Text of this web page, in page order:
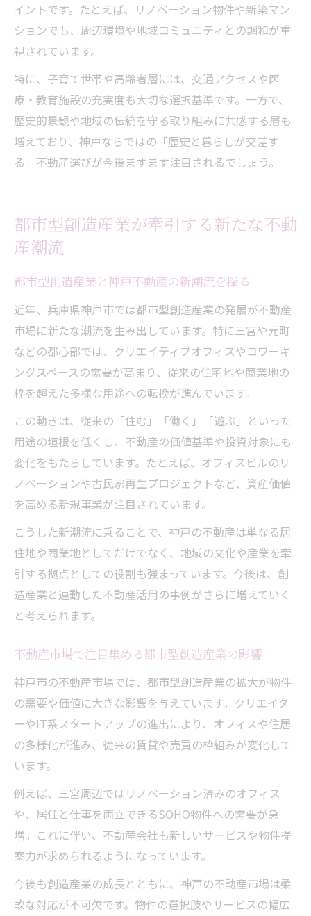
イントです。たとえば、リノベーション物件や新築マン
ションでも、周辺環境や地域コミュニティとの調和が重
視されています。
特に、子育て世帯や高齢者層には、交通アクセスや医
療・教育施設の充実度も大切な選択基準です。一方で、
歴史的景観や地域の伝統を守る取り組みに共感する層も
増えており、神戸ならではの「歴史と暮らしが交差す
る」不動産選びが今後ますます注目されるでしょう。
都市型創造産業が牽引する新たな不動
産潮流
都市型創造産業と神戸不動産の新潮流を探る
近年、兵庫県神戸市では都市型創造産業の発展が不動産
市場に新たな潮流を生み出しています。特に三宮や元町
などの都心部では、クリエイティブオフィスやコワーキ
ングスペースの需要が高まり、従来の住宅地や商業地の
枠を超えた多様な用途への転換が進んでいます。
この動きは、従来の「住む」「働く」「遊ぶ」といった
用途の垣根を低くし、不動産の価値基準や投資対象にも
変化をもたらしています。たとえば、オフィスビルのリ
ノベーションや古民家再生プロジェクトなど、資産価値
を高める新規事業が注目されています。
こうした新潮流に乗ることで、神戸の不動産は単なる居
住地や商業地としてだけでなく、地域の文化や産業を牽
引する拠点としての役割も強まっています。今後は、創
造産業と連動した不動産活用の事例がさらに増えていく
と考えられます。
不動産市場で注目集める都市型創造産業の影響
神戸市の不動産市場では、都市型創造産業の拡大が物件
の需要や価値に大きな影響を与えています。クリエイタ
ーやIT系スタートアップの進出により、オフィスや住居
の多様化が進み、従来の賃貸や売買の枠組みが変化して
います。
例えば、三宮周辺ではリノベーション済みのオフィス
や、居住と仕事を両立できるSOHO物件への需要が急
増。これに伴い、不動産会社も新しいサービスや物件提
案力が求められるようになっています。
今後も創造産業の成長とともに、神戸の不動産市場は柔
軟な対応が不可欠です。物件の選択肢やサービスの幅広